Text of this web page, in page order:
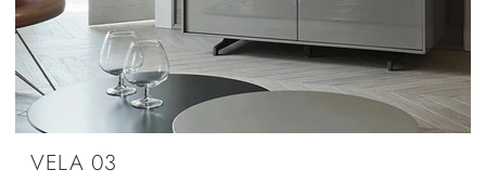
VELA 03